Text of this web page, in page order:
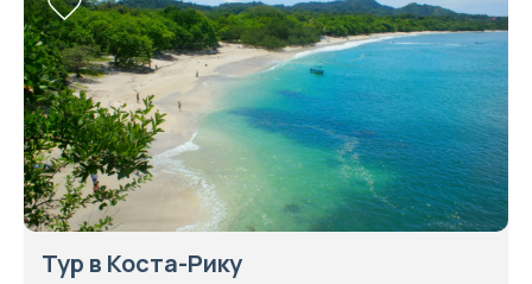
Тур в Коста-Рику